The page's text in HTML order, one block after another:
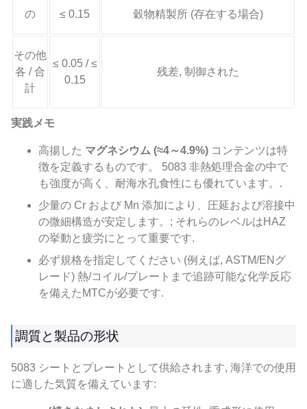
の ≤ 0.15 穀物精製所 (存在する場合)
その他
各 / 合
計
≤ 0.05 / ≤
0.15
残差, 制御された
実践メモ
高揚した マグネシウム (≈4～4.9%) コンテンツは特
徴を定義するものです。 5083 非熱処理合金の中で
も強度が高く、耐海水孔食性にも優れています。.
少量の Cr および Mn 添加により、圧延および溶接中
の微細構造が安定します。; それらのレベルはHAZ
の挙動と疲労にとって重要です.
必ず規格を指定してください (例えば, ASTM/ENグ
レード) 熱/コイル/プレートまで追跡可能な化学反応
を備えたMTCが必要です.
調質と製品の形状
5083 シートとプレートとして供給されます, 海洋での使用
に適した気質を備えています: